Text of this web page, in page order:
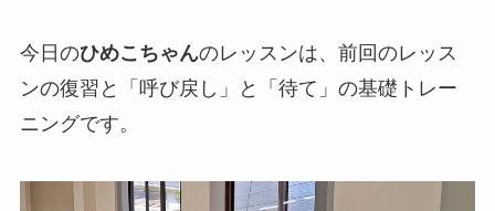
今日のひめこちゃんのレッスンは、前回のレッス
ンの復習と「呼び戻し」と「待て」の基礎トレー
ニングです。